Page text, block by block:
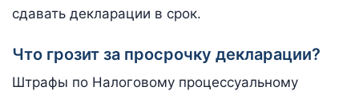
сдавать декларации в срок.
Что грозит за просрочку декларации?
Штрафы по Налоговому процессуальному